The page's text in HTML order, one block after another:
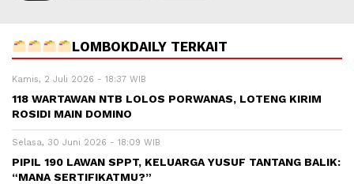
LOMBOKDAILY TERKAIT
Kamis, 2 Juli 2026 - 18:37 WIB
118 WARTAWAN NTB LOLOS PORWANAS, LOTENG KIRIM
ROSIDI MAIN DOMINO
Selasa, 30 Juni 2026 - 18:09 WIB
PIPIL 190 LAWAN SPPT, KELUARGA YUSUF TANTANG BALIK:
“MANA SERTIFIKATMU?”